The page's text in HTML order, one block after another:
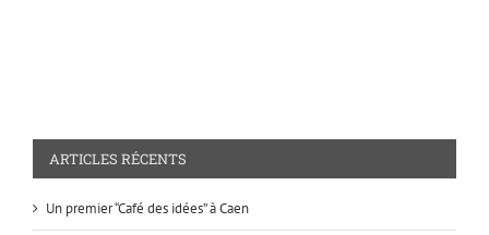
ARTICLES RÉCENTS
Un premier “Café des idées” à Caen